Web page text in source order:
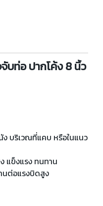
จับท่อ ปากโค้ง 8 นิ้ว
ง บริเวณที่แคบ หรือในแนว
แข็งแรง ทนทาน
ต่อแรงบิดสูง